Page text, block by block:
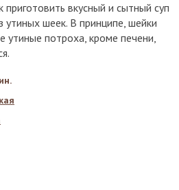
приготовить вкусный и сытный суп
утиных шеек. В принципе, шейки
утиные потроха, кроме печени,